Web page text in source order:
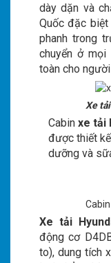
dày dặn và
Quốc đặc
phanh trong
chuyển ở
toàn cho
Xe
Cabin xe tải
được thiết
dưỡng và
Cabin
Xe tải
động cơ
to), dung tích